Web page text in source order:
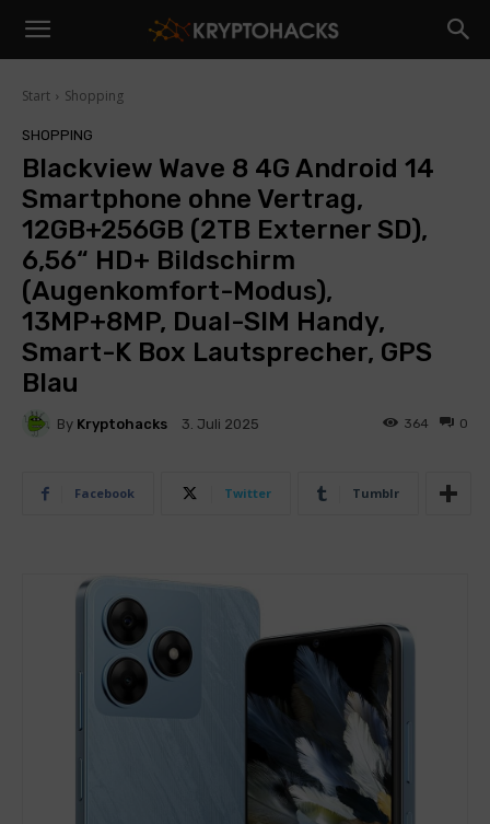
Start Shopping
SHOPPING
Blackview Wave 8 4G Android 14
Smartphone ohne Vertrag,
12GB+256GB (2TB Externer SD),
6,56“ HD+ Bildschirm
(Augenkomfort-Modus),
13MP+8MP, Dual-SIM Handy,
Smart-K Box Lautsprecher, GPS
Blau
By Kryptohacks 3. Juli 2025 0
364
Facebook Twitter Tumblr